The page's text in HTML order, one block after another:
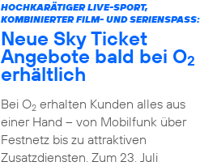
HOCHKARÄTIGER LIVE-SPORT,
KOMBINIERTER FILM- UND SERIENSPASS:
Neue Sky Ticket
Angebote bald bei O2
erhältlich
Bei O2erhalten Kunden alles aus
einer Hand – von Mobilfunk über
Festnetz bis zu attraktiven
Zusatzdiensten. Zum 23. Juli